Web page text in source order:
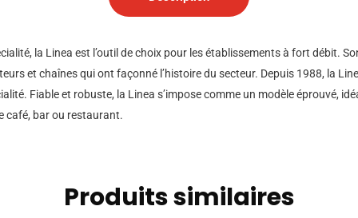
la Linea est l’outil de choix pour les établissements à fort débit.
et chaînes qui ont façonné l’histoire du secteur. Depuis 1988, la
Fiable et robuste, la Linea s’impose comme un modèle éprouvé,
café, bar ou restaurant.
Produits similaires